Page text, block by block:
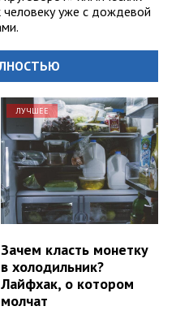
человеку уже с дождевой
ЛУЧШЕЕ
Зачем класть монетку
в холодильник?
Лайфхак, о котором
молчат